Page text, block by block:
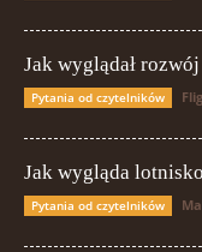
Jak wyglądał
Pytania od czytelników
Jak wygląda
Pytania od czytelników